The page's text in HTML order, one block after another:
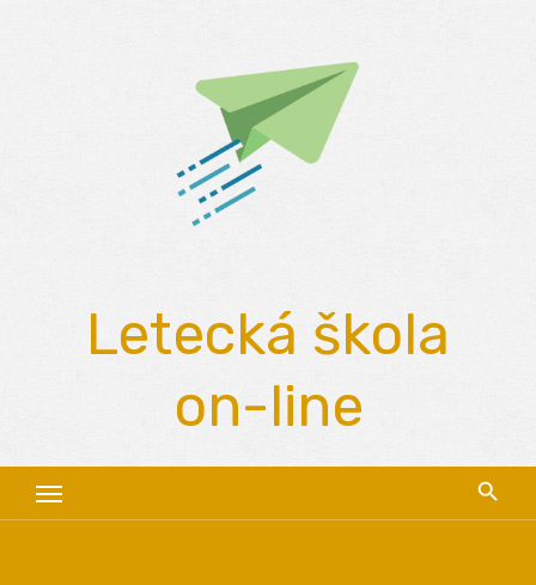
Letecká škola
on-line